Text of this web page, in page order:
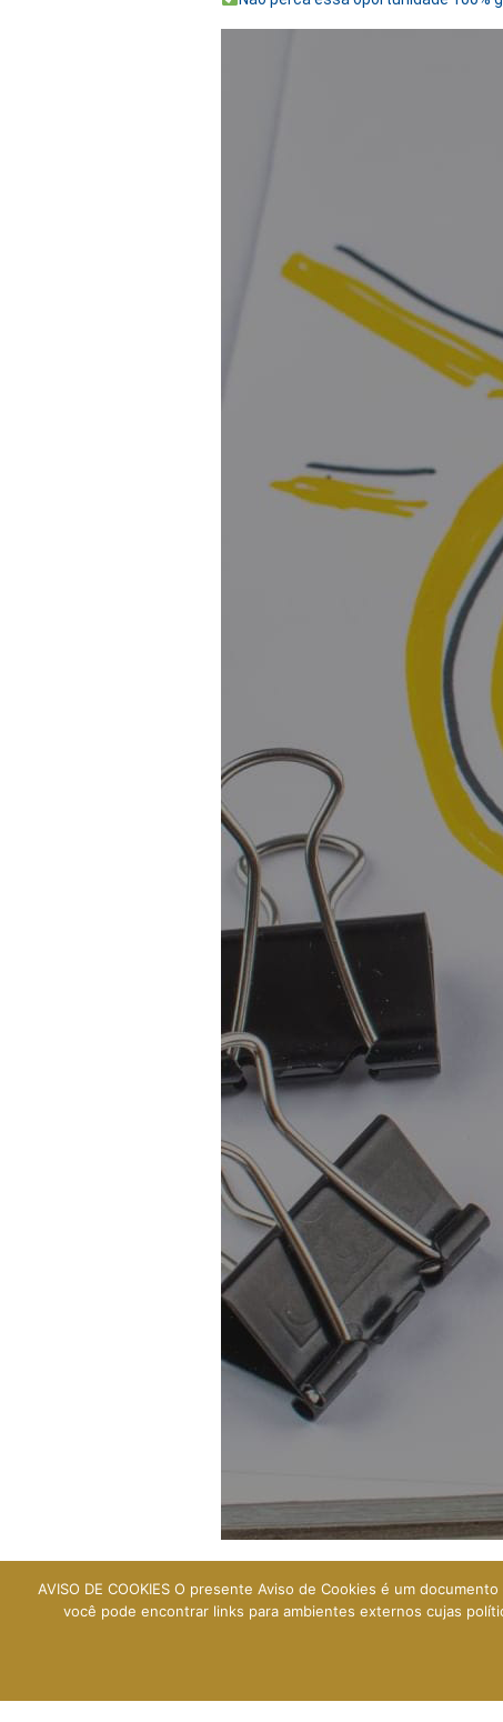
Rua
AVISO DE COOKIES O presente Aviso de Cookies é um
você pode encontrar links para ambientes externos cujas